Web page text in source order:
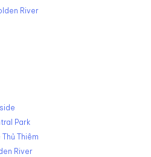
River
Park
Thiêm
River